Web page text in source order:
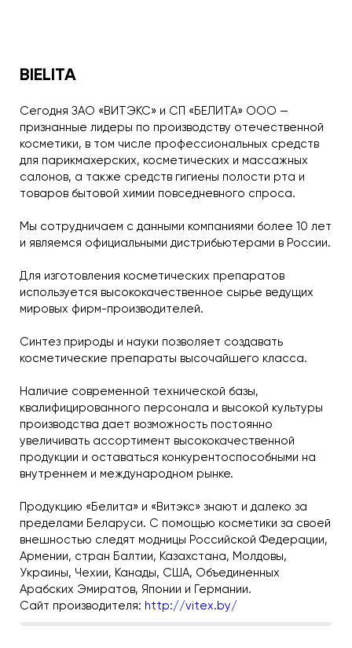
BIELITA
Сегодня ЗАО «ВИТЭКС» и СП «БЕЛИТА» ООО —
признанные лидеры по производству отечественной
косметики, в том числе профессиональных средств
для парикмахерских, косметических и массажных
салонов, а также средств гигиены полости рта и
товаров бытовой химии повседневного спроса.
Мы сотрудничаем с данными компаниями более 10 лет
и являемся официальными дистрибьютерами в России.
Для изготовления косметических препаратов
используется высококачественное сырье ведущих
мировых фирм-производителей.
Синтез природы и науки позволяет создавать
косметические препараты высочайшего класса.
Наличие современной технической базы,
квалифицированного персонала и высокой культуры
производства дает возможность постоянно
увеличивать ассортимент высококачественной
продукции и оставаться конкурентоспособными на
внутреннем и международном рынке.
Продукцию «Белита» и «Витэкс» знают и далеко за
пределами Беларуси. С помощью косметики за своей
внешностью следят модницы Российской Федерации,
Армении, стран Балтии, Казахстана, Молдовы,
Украины, Чехии, Канады, США, Объединенных
Арабских Эмиратов, Японии и Германии.
Сайт производителя: http://vitex.by/